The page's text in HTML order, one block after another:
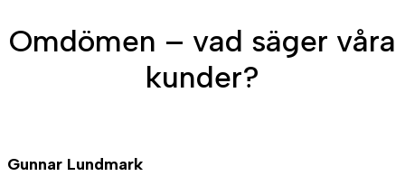
Omdömen – vad säger våra
kunder?
Gunnar Lundmark